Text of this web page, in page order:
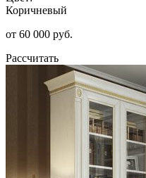
Коричневый
от 60 000 руб.
Рассчитать